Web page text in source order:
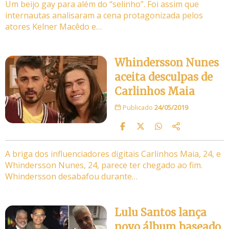
Um beijo gay para além do “selinho”. Foi assim que
internautas analisaram a cena protagonizada pelos
atores Kelner Macêdo e…
Whindersson Nunes
aceita desculpas de
Carlinhos Maia
Publicado 24/05/2019
A briga dos influenciadores digitais Carlinhos Maia, 24, e
Whindersson Nunes, 24, parece ter chegado ao fim.
Whindersson desabafou durante…
Lulu Santos lança